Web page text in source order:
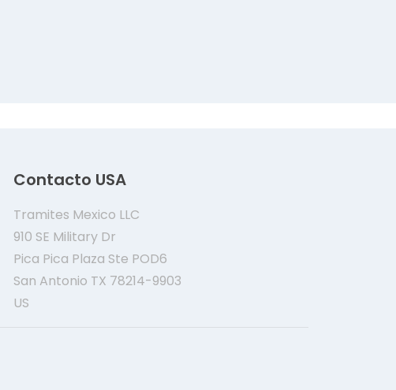
Contacto USA
Tramites Mexico LLC
910 SE Military Dr
Pica Pica Plaza Ste POD6
San Antonio TX 78214-9903
US